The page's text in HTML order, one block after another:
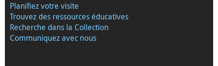
Planifiez votre visite
Trouvez des ressources éducatives
Recherche dans la Collection
Communiquez avec nous